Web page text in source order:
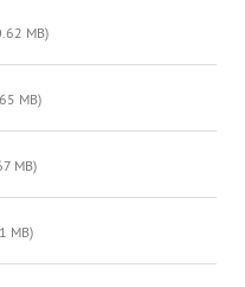
MB)
MB)
MB)
MB)